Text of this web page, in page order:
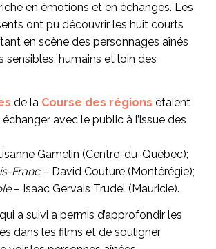
en émotions et en échanges. Les
ont pu découvrir les huit courts
en scène des personnages aînés
sensibles, humains et loin des
de la Course des régions étaient
avec le public à l’issue des
Gamelin (Centre-du-Québec);
Franc– David Couture (Montérégie);
– Isaac Gervais Trudel (Mauricie).
a suivi a permis d’approfondir les
dans les films et de souligner